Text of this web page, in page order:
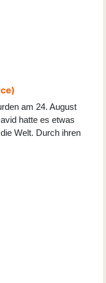
am 24. August
hatte es etwas
Welt. Durch ihren